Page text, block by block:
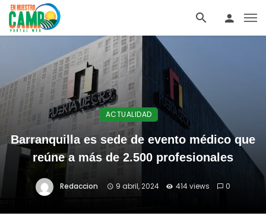
ACTUALIDAD
Barranquilla es sede de evento médico que
reúne a más de 2.500 profesionales
Redaccion 9 abril, 2024 414 views 0